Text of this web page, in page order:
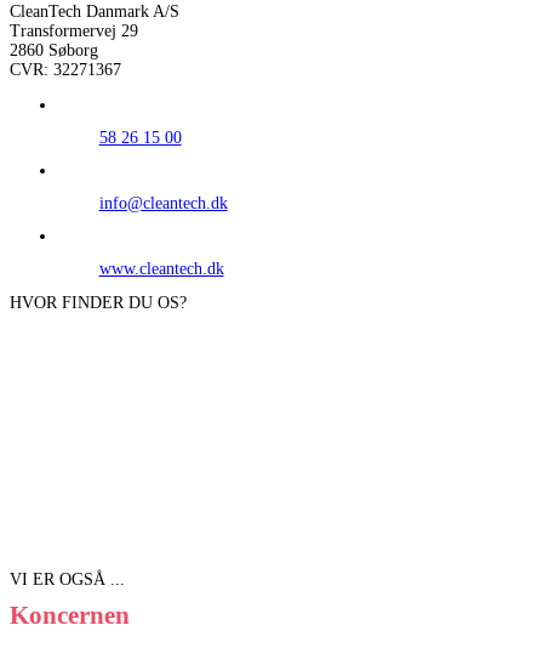
CleanTech Danmark A/S
Transformervej 29
2860 Søborg
CVR: 32271367
58 26 15 00
info@cleantech.dk
www.cleantech.dk
HVOR FINDER DU OS?
VI ER OGSÅ ...
Koncernen